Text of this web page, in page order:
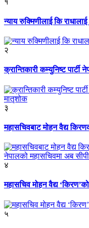
न्याय रुक्मिणीलाई कि राधालाई
२
क्रान्तिकारी कम्युनिष्ट पार्टी
३
महासचिवबाट मोहन वैद्य
४
महासचिव मोहन वैद्य
५